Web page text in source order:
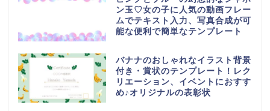
ン玉♡女の子に人気の動画フレー
ムでテキスト入力、写真合成が可
能な便利で簡単なテンプレート
バナナのおしゃれなイラスト背景
付き・賞状のテンプレート！レク
リエーション、イベントにおすす
め♪オリジナルの表彰状